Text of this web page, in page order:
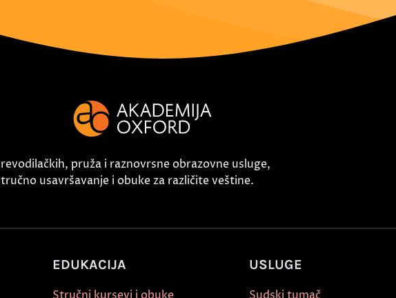
pruža i raznovrsne obrazovne usluge,
usavršavanje i obuke za različite veštine.
EDUKACIJA USLUGE